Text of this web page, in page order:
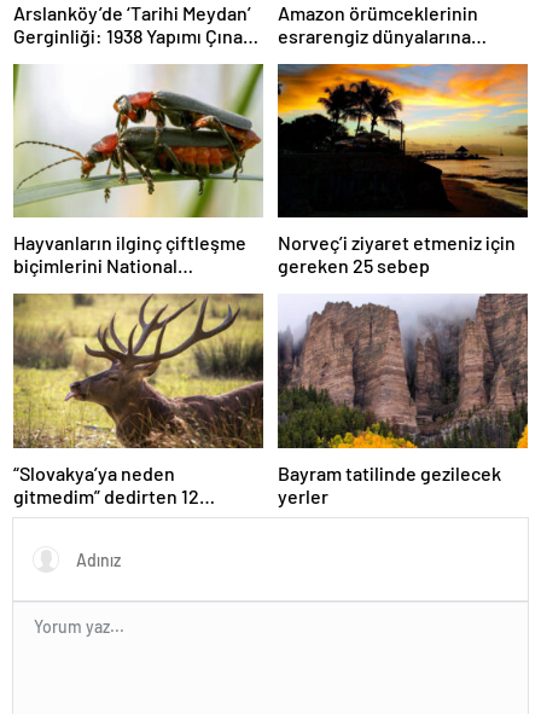
Arslanköy’de ‘Tarihi Meydan’
Gerginliği: 1938 Yapımı Çınarlı
Kahve Otopark mı Oluyor?
Amazon örümceklerinin
esrarengiz dünyalarına
gitmeye hazır olun.
Hayvanların ilginç çiftleşme
biçimlerini National
Geographic görüntüledi.
Norveç’i ziyaret etmeniz için
gereken 25 sebep
“Slovakya’ya neden
gitmedim” dedirten 12
fotoğraf
Bayram tatilinde gezilecek
yerler